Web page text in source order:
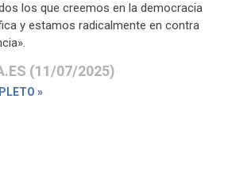
los que creemos en la democracia
y estamos radicalmente en contra
(11/07/2025)
»